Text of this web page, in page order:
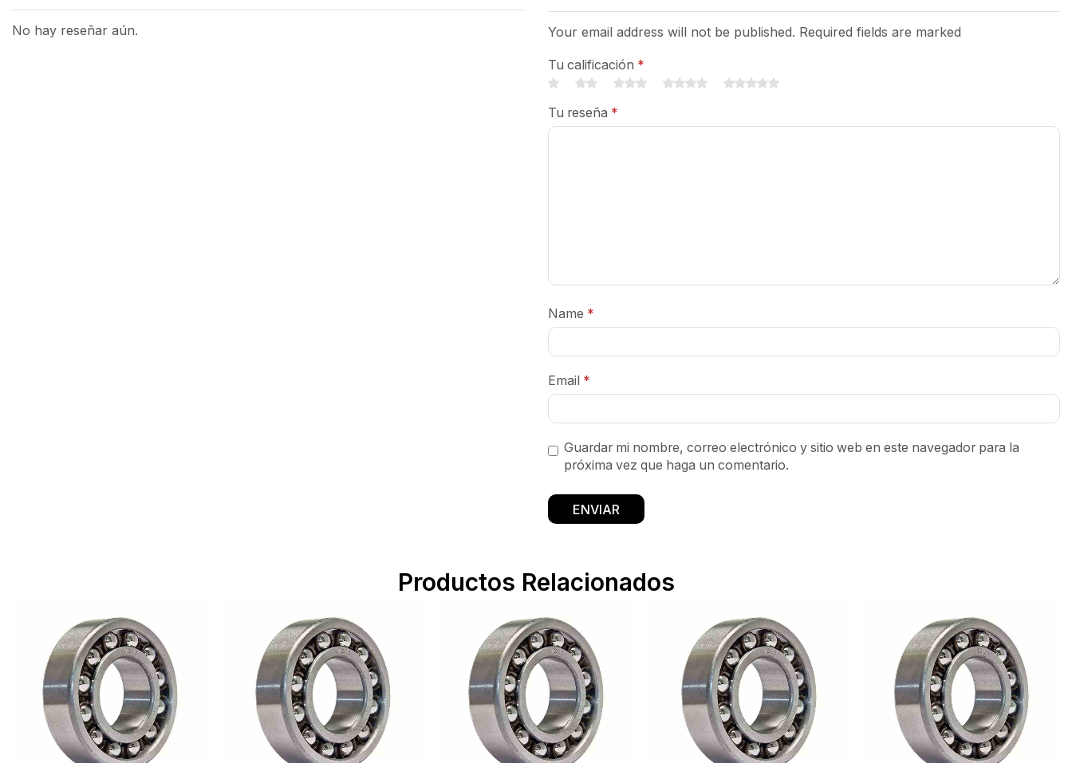
No hay reseñar aún. Your email address will not be published. Required fields are marked
Tu calificación *
Tu reseña *
Name *
Email *
Guardar mi nombre, correo electrónico y sitio web en este navegador para la
próxima vez que haga un comentario.
Productos Relacionados